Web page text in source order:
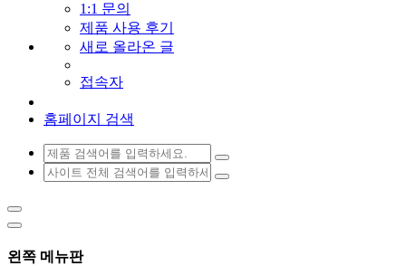
1:1 문의
제품 사용 후기
새로 올라온 글
접속자
홈페이지 검색
왼쪽 메뉴판